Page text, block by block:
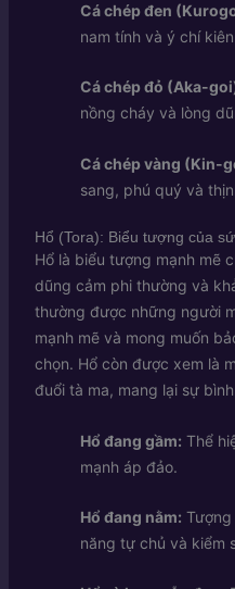
Cá chép đen
nam tính và ý chí
Cá chép đỏ (Aka-
nồng cháy và lòng
Cá chép vàng (Kin-
sang, phú quý và
Hổ (Tora): Biểu tượng của
Hổ là biểu tượng mạnh mẽ
dũng cảm phi thường và
thường được những người
mạnh mẽ và mong muốn
chọn. Hổ còn được xem là
đuổi tà ma, mang lại sự
Hổ đang gầm: Thể
mạnh áp đảo.
Hổ đang nằm:
năng tự chủ và kiểm